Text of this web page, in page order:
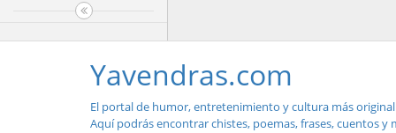
Yavendras.com
El portal de humor, entretenimiento y cultura más original
Aquí podrás encontrar chistes, poemas, frases, cuentos y